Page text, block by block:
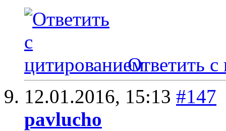
Ответить с
12.01.2016, 15:13 #147
pavlucho